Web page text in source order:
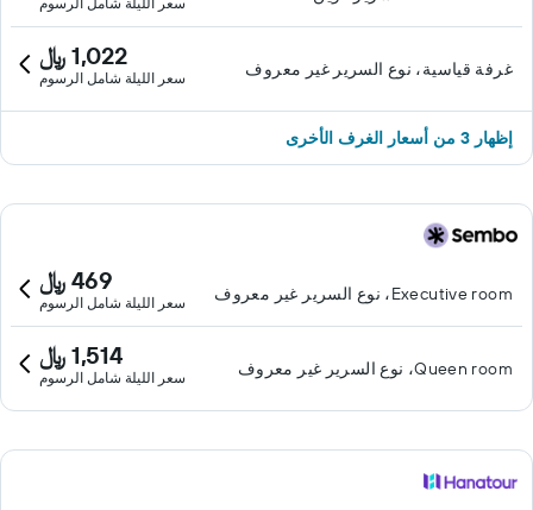
غرفة قياسية، نوع السرير غير معروف 1,022 ﷼
سعر الليلة شامل الرسوم
إظهار 3 من أسعار الغرف الأخرى
Executive room، نوع السرير غير معروف 469 ﷼
سعر الليلة شامل الرسوم
Queen room، نوع السرير غير معروف 1,514 ﷼
سعر الليلة شامل الرسوم